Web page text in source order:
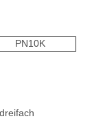
PN10K